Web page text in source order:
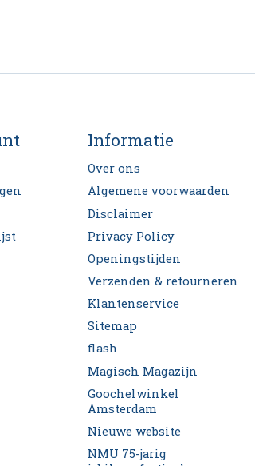
Informatie
Over ons
Algemene voorwaarden
Disclaimer
Privacy Policy
Openingstijden
Verzenden & retourneren
Klantenservice
Sitemap
flash
Magisch Magazijn
Goochelwinkel
Amsterdam
Nieuwe website
NMU 75-jarig